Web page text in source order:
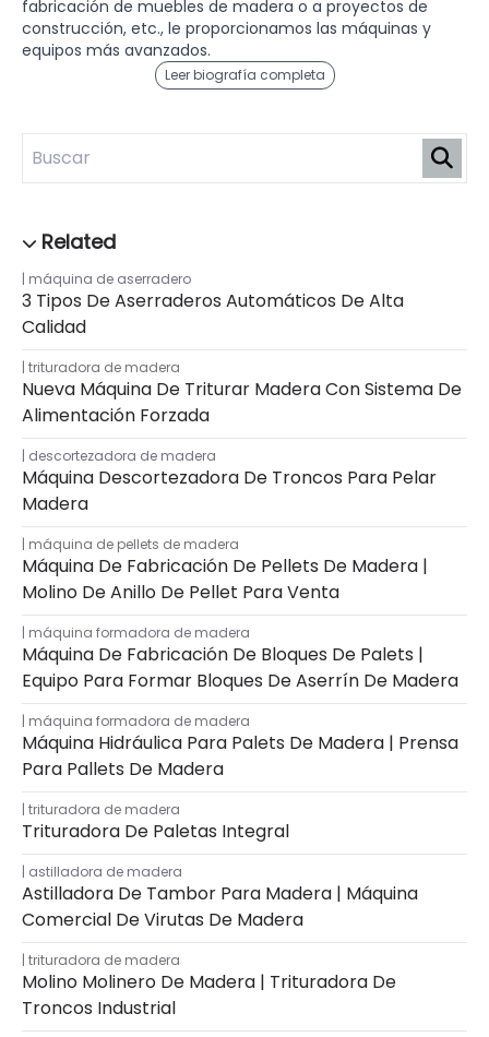
fabricación de muebles de madera o a proyectos de
construcción, etc., le proporcionamos las máquinas y
equipos más avanzados.
Leer biografía completa
máquina de aserradero
3 Tipos De Aserraderos Automáticos De Alta
Calidad
trituradora de madera
Nueva Máquina De Triturar Madera Con Sistema De
Alimentación Forzada
descortezadora de madera
Máquina Descortezadora De Troncos Para Pelar
Madera
máquina de pellets de madera
Máquina De Fabricación De Pellets De Madera |
Molino De Anillo De Pellet Para Venta
máquina formadora de madera
Máquina De Fabricación De Bloques De Palets |
Equipo Para Formar Bloques De Aserrín De Madera
máquina formadora de madera
Máquina Hidráulica Para Palets De Madera | Prensa
Para Pallets De Madera
trituradora de madera
Trituradora De Paletas Integral
astilladora de madera
Astilladora De Tambor Para Madera | Máquina
Comercial De Virutas De Madera
trituradora de madera
Molino Molinero De Madera | Trituradora De
Troncos Industrial